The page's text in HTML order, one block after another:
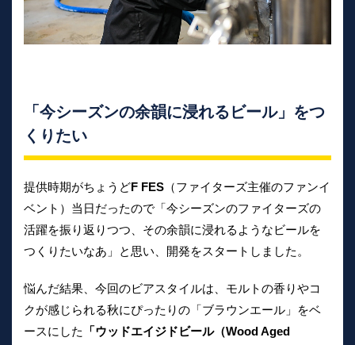
「今シーズンの余韻に浸れるビール」をつ
くりたい
提供時期がちょうどF FES （ファイターズ主催のファンイ
ベント）当日だったので「今シーズンのファイターズの
活躍を振り返りつつ、その余韻に浸れるようなビールを
つくりたいなあ」と思い、開発をスタートしました。
悩んだ結果、今回のビアスタイルは、モルトの香りやコ
クが感じられる秋にぴったりの「ブラウンエール」をベ
ースにした
「ウッドエイジドビール（Wood Aged